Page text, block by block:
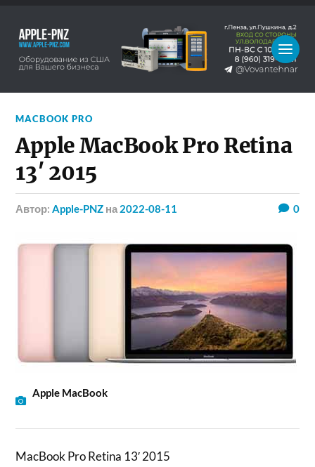
MACBOOK PRO
Apple MacBook Pro Retina
13′ 2015
Автор:Apple-PNZ на 2022-08-11 0
Apple MacBook
MacBook Pro Retina 13′ 2015